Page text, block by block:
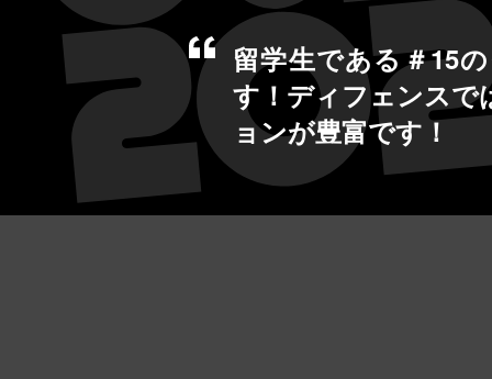
留学生である＃15
す！ディフェンスで
ョンが豊富です！